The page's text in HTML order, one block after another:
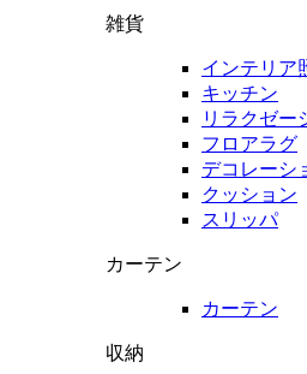
雑貨
インテリア
キッチン
リラクゼー
フロアラグ
デコレーシ
クッション
スリッパ
カーテン
カーテン
収納